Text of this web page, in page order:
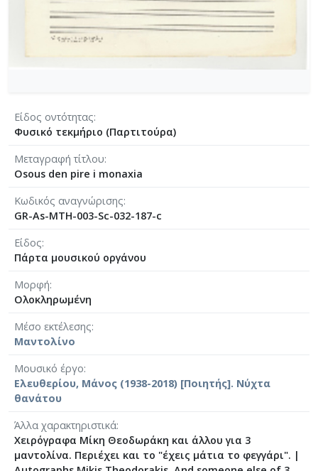
[Φάκελος] GR-As-MTH-003-Sc-005-033-
[Φάκελος] GR-As-MTH-003-Sc-005-034-
[Φάκελος] GR-As-MTH-003-Sc-005-035-
[Φάκελος] GR-As-MTH-003-Sc-005-036-
[Φάκελος] GR-As-MTH-003-Sc-005-040-
[Φάκελος] GR-As-MTH-003-Sc-005-042-Το
[Φάκελος] GR-As-MTH-003-Sc-005-043-
[Φάκελος] GR-As-MTH-003-Sc-005-044-Το
[Φάκελος] GR-As-MTH-003-Sc-005-045-
[Φάκελος] GR-As-MTH-003-Sc-006-048-Της
[Φάκελος] GR-As-MTH-003-Sc-006-052-Θέματα
[Φάκελος] GR-As-MTH-003-Sc-007-055-Το
[Φάκελος] GR-As-MTH-003-Sc-007-057-
[Φάκελος] GR-As-MTH-003-Sc-007-058-3
[Φάκελος] GR-As-MTH-003-Sc-008-059-
Είδος οντότητας
Φυσικό τεκμήριο (Παρτιτούρα)
Μεταγραφή τίτλου
Osous den pire i monaxia
Κωδικός αναγνώρισης
GR-As-MTH-003-Sc-032-187-c
Είδος
Πάρτα μουσικού οργάνου
Μορφή
Ολοκληρωμένη
Μέσο εκτέλεσης
Μαντολίνο
Μουσικό έργο
Ελευθερίου, Μάνος (1938-2018) [Ποιητής]. Νύχτα
θανάτου
Άλλα χαρακτηριστικά
Χειρόγραφα Μίκη Θεοδωράκη και άλλου για 3
μαντολίνα. Περιέχει και το "έχεις μάτια το φεγγάρι". |